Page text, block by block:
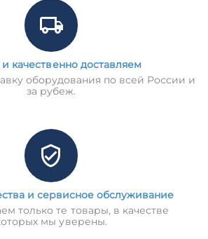
качественно доставляем
оборудования по всей России и
за рубеж.
и сервисное обслуживание
только те товары, в качестве
мы уверены.